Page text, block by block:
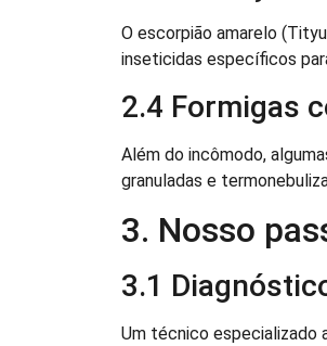
O escorpião amarelo
inseticidas específicos
2.4 Formigas
Além do incômodo,
granuladas e
3. Nosso
3.1
Um técnico especializado